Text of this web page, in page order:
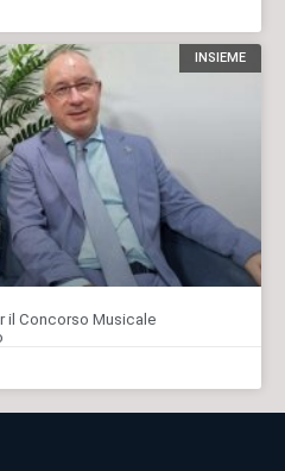
INSIEME
il Concorso Musicale